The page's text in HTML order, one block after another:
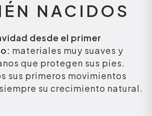
NACIDOS
desde el primer
materiales muy suaves y
que protegen sus pies.
sus primeros movimientos
su crecimiento natural.